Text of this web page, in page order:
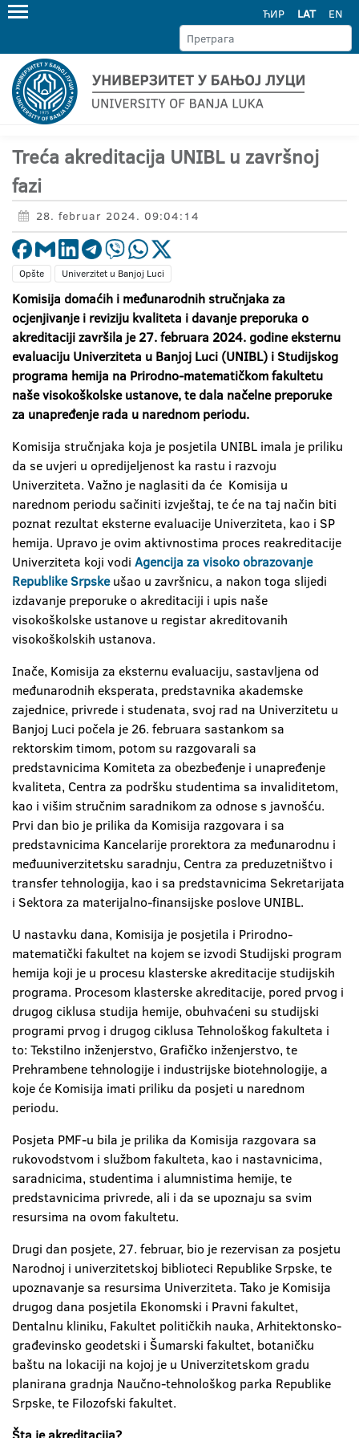
ЋИР LAT EN
Treća akreditacija UNIBL u završnoj
fazi
28. februar 2024. 09:04:14
Opšte Univerzitet u Banjoj Luci
Komisija domaćih i međunarodnih stručnjaka za
ocjenjivanje i reviziju kvaliteta i davanje preporuka o
akreditaciji završila je 27. februara 2024. godine eksternu
evaluaciju Univerziteta u Banjoj Luci (UNIBL) i Studijskog
programa hemija na Prirodno-matematičkom fakultetu
naše visokoškolske ustanove, te dala načelne preporuke
za unapređenje rada u narednom periodu.
Komisija stručnjaka koja je posjetila UNIBL imala je priliku
da se uvjeri u opredijeljenost ka rastu i razvoju
Univerziteta. Važno je naglasiti da će Komisija u
narednom periodu sačiniti izvještaj, te će na taj način biti
poznat rezultat eksterne evaluacije Univerziteta, kao i SP
hemija. Upravo je ovim aktivnostima proces reakreditacije
Univerziteta koji vodi Agencija za visoko obrazovanje
Republike Srpskeušao u završnicu, a nakon toga slijedi
izdavanje preporuke o akreditaciji i upis naše
visokoškolske ustanove u registar akreditovanih
visokoškolskih ustanova.
Inače, Komisija za eksternu evaluaciju, sastavljena od
međunarodnih eksperata, predstavnika akademske
zajednice, privrede i studenata, svoj rad na Univerzitetu u
Banjoj Luci počela je 26. februara sastankom sa
rektorskim timom, potom su razgovarali sa
predstavnicima Komiteta za obezbeđenje i unapređenje
kvaliteta, Centra za podršku studentima sa invaliditetom,
kao i višim stručnim saradnikom za odnose s javnošću.
Prvi dan bio je prilika da Komisija razgovara i sa
predstavnicima Kancelarije prorektora za međunarodnu i
međuuniverzitetsku saradnju, Centra za preduzetništvo i
transfer tehnologija, kao i sa predstavnicima Sekretarijata
i Sektora za materijalno-finansijske poslove UNIBL.
U nastavku dana, Komisija je posjetila i Prirodno-
matematički fakultet na kojem se izvodi Studijski program
hemija koji je u procesu klasterske akreditacije studijskih
programa. Procesom klasterske akreditacije, pored prvog i
drugog ciklusa studija hemije, obuhvaćeni su studijski
programi prvog i drugog ciklusa Tehnološkog fakulteta i
to: Tekstilno inženjerstvo, Grafičko inženjerstvo, te
Prehrambene tehnologije i industrijske biotehnologije, a
koje će Komisija imati priliku da posjeti u narednom
periodu.
Posjeta PMF-u bila je prilika da Komisija razgovara sa
rukovodstvom i službom fakulteta, kao i nastavnicima,
saradnicima, studentima i alumnistima hemije, te
predstavnicima privrede, ali i da se upoznaju sa svim
resursima na ovom fakultetu.
Drugi dan posjete, 27. februar, bio je rezervisan za posjetu
Narodnoj i univerzitetskoj biblioteci Republike Srpske, te
upoznavanje sa resursima Univerziteta. Tako je Komisija
drugog dana posjetila Ekonomski i Pravni fakultet,
Dentalnu kliniku, Fakultet političkih nauka, Arhitektonsko-
građevinsko geodetski i Šumarski fakultet, botaničku
baštu na lokaciji na kojoj je u Univerzitetskom gradu
planirana gradnja Naučno-tehnološkog parka Republike
Srpske, te Filozofski fakultet.